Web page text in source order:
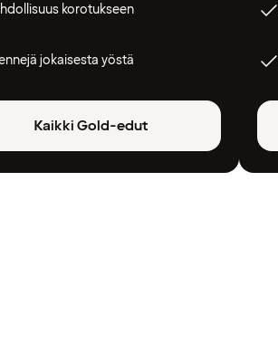
korotukseen
jokaisesta yöstä
Kaikki Gold-edut